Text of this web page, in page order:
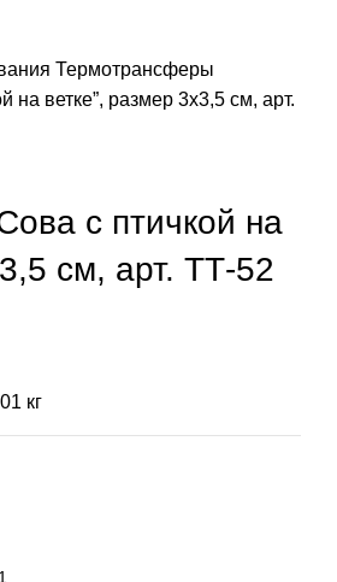
Термотрансферы
на ветке”, размер 3х3,5 см, арт.
с птичкой на
см, арт. ТТ-52
кг